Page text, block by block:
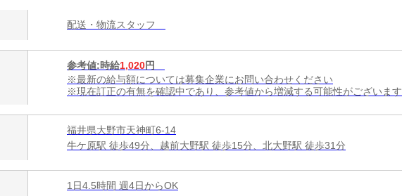
配送・物流スタッフ
参考値:時給1,020円
※最新の給与額については募集企業にお問い合わせください
※現在訂正の有無を確認中であり、参考値から増減する可能性がございます
福井県大野市天神町6-14
牛ケ原駅 徒歩49分、越前大野駅 徒歩15分、北大野駅 徒歩31分
1日4.5時間 週4日からOK